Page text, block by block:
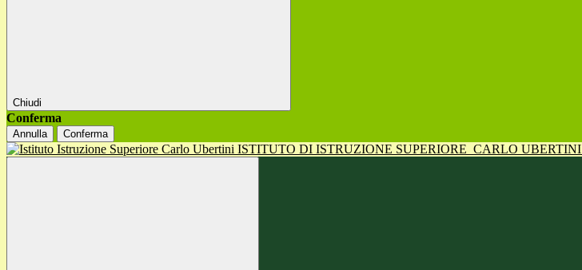
Chiudi
Conferma
Annulla Conferma
ISTITUTO DI ISTRUZIONE SUPERIORE CARLO UBERTINI